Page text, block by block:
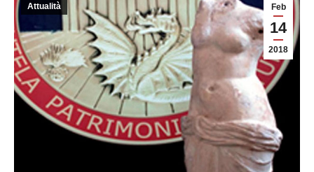
Feb
14
2018
Attualità